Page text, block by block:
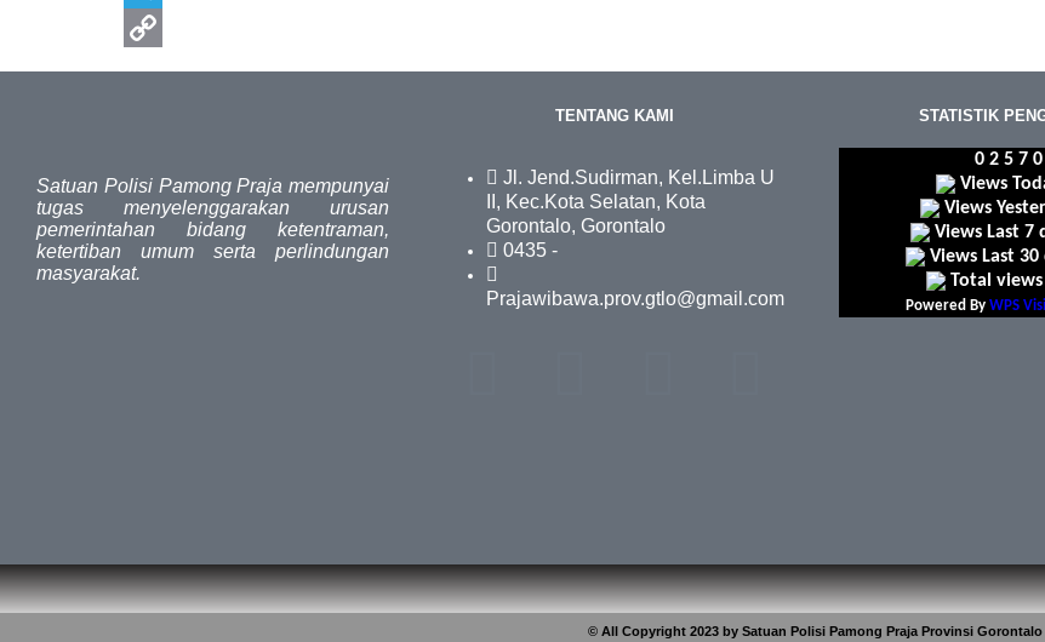
Telegram
Satuan Polisi Pamong Praja mempunyai
tugas menyelenggarakan urusan
pemerintahan bidang ketentraman,
ketertiban umum serta perlindungan
masyarakat.
TENTANG KAMI
Jl. Jend.Sudirman, Kel.Limba U
II, Kec.Kota Selatan, Kota
Gorontalo, Gorontalo
0435 -
Prajawibawa.prov.gtlo@gmail.com
STATISTIK
0 2 5 7 0
Views
Views
Views Last 7
Views Last 30
Total views
Powered By WPS
© All Copyright 2023 by Satuan Polisi Pamong Praja Provinsi Gorontalo